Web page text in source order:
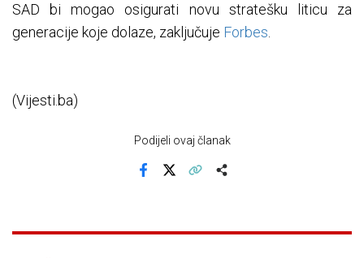
SAD bi mogao osigurati novu stratešku liticu za
generacije koje dolaze, zaključuje Forbes.
(Vijesti.ba)
Podijeli ovaj članak